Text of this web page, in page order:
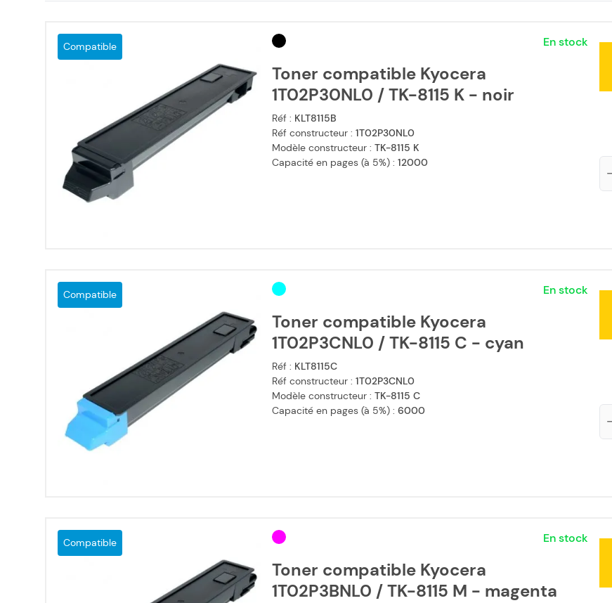
Compatible En stock
Toner compatible Kyocera
1T02P30NL0 / TK-8115 K - noir
Réf : KLT8115B
Réf constructeur : 1T02P30NL0
Modèle constructeur : TK-8115 K
Capacité en pages (à 5%) : 12000
Compatible En stock
Toner compatible Kyocera
1T02P3CNL0 / TK-8115 C - cyan
Réf : KLT8115C
Réf constructeur : 1T02P3CNL0
Modèle constructeur : TK-8115 C
Capacité en pages (à 5%) : 6000
Compatible En stock
Toner compatible Kyocera
1T02P3BNL0 / TK-8115 M - magenta